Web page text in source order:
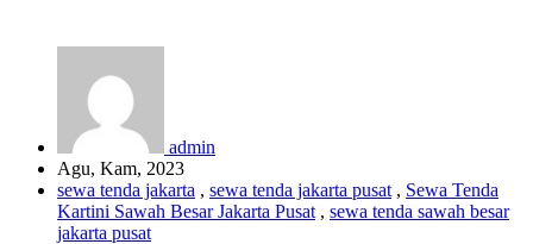
admin
Agu, Kam, 2023
sewa tenda jakarta , sewa tenda jakarta pusat , Sewa Tenda
Kartini Sawah Besar Jakarta Pusat , sewa tenda sawah besar
jakarta pusat